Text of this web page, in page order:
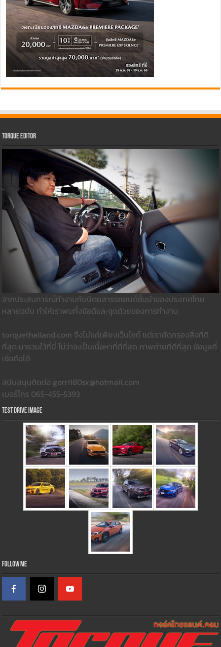
Torque Editor
จากประสบการณ์ทำงานกับนิตยสารรถยนต์ชั้นนำของประเทศไทย
หลายฉบับ ทำให้เราพบทั้งข้อดีและจุดด้วยของการทำงาน
torquethailand.com จึงไม่แค่เพียงเว็บไซต์ แต่เราคัดกรองสิ่งที่ดี
ที่สุด มารวมใว้ที่นี่ ไม่ว่าจะเป็นเนื้อหาที่ดีที่สุด ภาพถ่ายที่ดีที่สุด ข้อมูลที่
เชื่อถือได้
สนับสนุนติดต่อ gorri180sx@hotmail.com
เบอร์โทร 065-455-5393
Test Drive Image
Follow Me